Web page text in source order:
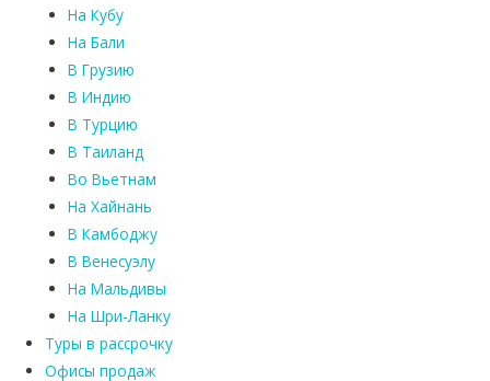
На Кубу
На Бали
В Грузию
В Индию
В Турцию
В Таиланд
Во Вьетнам
На Хайнань
В Камбоджу
В Венесуэлу
На Мальдивы
На Шри-Ланку
Туры в рассрочку
Офисы продаж